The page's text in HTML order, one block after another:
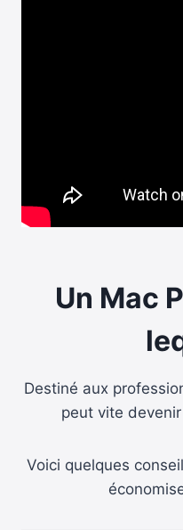
Un Mac
Destiné aux
peut vite
Voici quelques